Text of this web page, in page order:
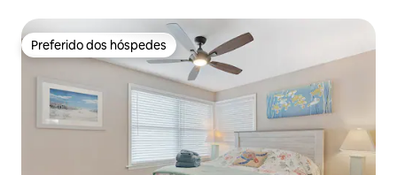
Preferido dos hóspedes
Preferido dos hóspedes